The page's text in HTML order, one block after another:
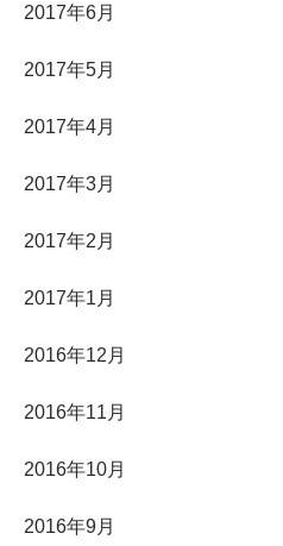
2017年6月
2017年5月
2017年4月
2017年3月
2017年2月
2017年1月
2016年12月
2016年11月
2016年10月
2016年9月